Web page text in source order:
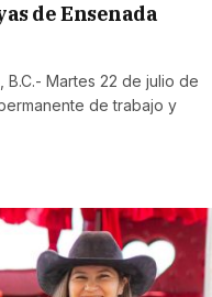
de Ensenada
Martes 22 de julio de
de trabajo y